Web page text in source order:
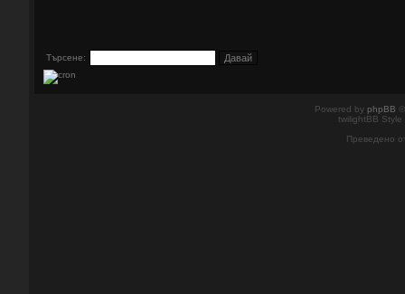
Търсене:
Powered by phpBB
twilightBB
Преведено